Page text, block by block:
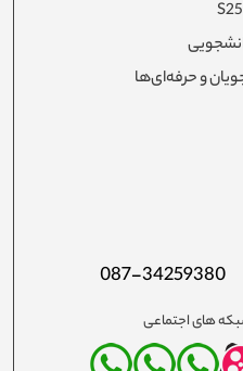
و حرفه‌ای‌ها
087-34259380
های اجتماعی